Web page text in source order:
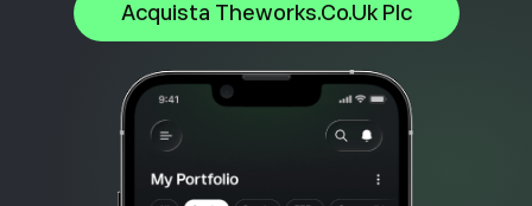
Acquista Theworks.Co.Uk Plc